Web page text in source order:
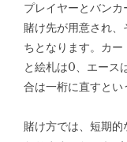
プレイヤーとバン
賭け先が用意され
ちとなります。カ
と絵札は0、エース
合は一桁に直すとい
賭け方では、短期